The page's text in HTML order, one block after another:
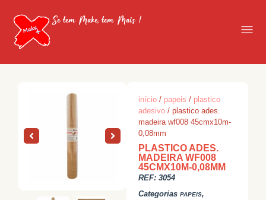
Se tem Make, tem Mais !
início / papeis / plastico
adesivo / plastico ades.
madeira wf008 45cmx10m-
0,08mm
PLASTICO ADES.
MADEIRA WF008
45CMX10M-0,08MM
REF:3054
Categorias PAPEIS,